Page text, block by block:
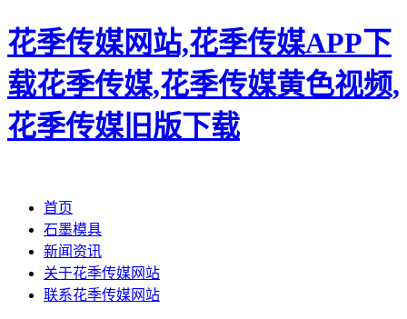
花季传媒网站,花季传媒APP下
载花季传媒,花季传媒黄色视频,
花季传媒旧版下载
首页
石墨模具
新闻资讯
关于花季传媒网站
联系花季传媒网站